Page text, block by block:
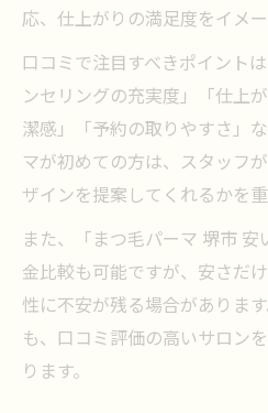
応、仕上がりの満足度をイメ
口コミで注目すべきポイント
ンセリングの充実度」「仕上
潔感」「予約の取りやすさ」
マが初めての方は、スタッフ
ザインを提案してくれるかを
また、「まつ毛パーマ 堺市
金比較も可能ですが、安さだ
性に不安が残る場合がありま
も、口コミ評価の高いサロン
ります。